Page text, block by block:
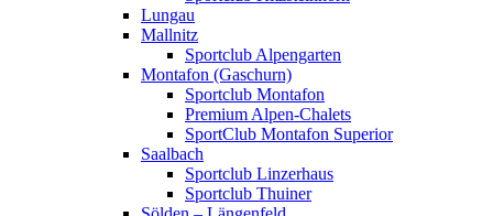
Lungau
Mallnitz
Sportclub Alpengarten
Montafon (Gaschurn)
Sportclub Montafon
Premium Alpen-Chalets
SportClub Montafon Superior
Saalbach
Sportclub Linzerhaus
Sportclub Thuiner